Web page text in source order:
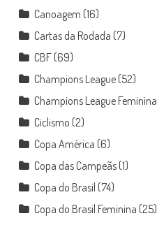
Canoagem (16)
Cartas da Rodada (7)
CBF(69)
Champions League(52)
Champions League Feminina
Ciclismo (2)
Copa América (6)
Copa das Campeãs(1)
Copa do Brasil (74)
Copa do Brasil Feminina (25)